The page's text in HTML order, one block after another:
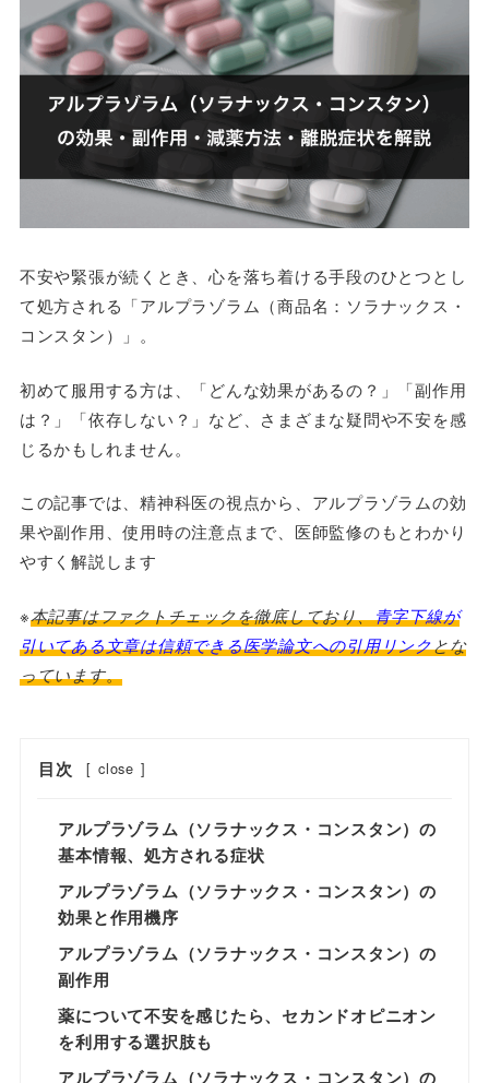
不安や緊張が続くとき、心を落ち着ける手段のひとつとし
て処方される「アルプラゾラム（商品名：ソラナックス・
コンスタン）」。
初めて服用する方は、「どんな効果があるの？」「副作用
は？」「依存しない？」など、さまざまな疑問や不安を感
じるかもしれません。
この記事では、精神科医の視点から、アルプラゾラムの効
果や副作用、使用時の注意点まで、医師監修のもとわかり
やすく解説します
※本記事はファクトチェックを徹底しており、青字下線が
引いてある文章は信頼できる医学論文への引用リンクとな
っています。
目次 [ close ]
アルプラゾラム（ソラナックス・コンスタン）の
基本情報、処方される症状
アルプラゾラム（ソラナックス・コンスタン）の
効果と作用機序
アルプラゾラム（ソラナックス・コンスタン）の
副作用
薬について不安を感じたら、セカンドオピニオン
を利用する選択肢も
アルプラゾラム（ソラナックス・コンスタン）の